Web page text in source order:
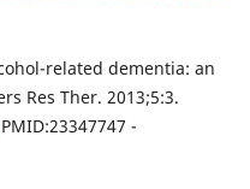
related dementia: an
Res Ther. 2013;5:3.
PMID:23347747 -